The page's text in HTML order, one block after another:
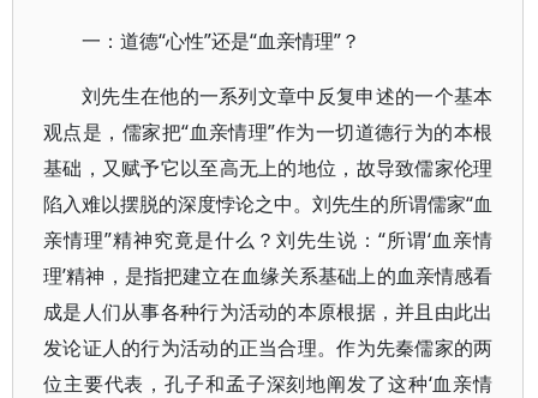
一：道德“心性”还是“血亲情理”？
刘先生在他的一系列文章中反复申述的一个基本
观点是，儒家把“血亲情理”作为一切道德行为的本根
基础，又赋予它以至高无上的地位，故导致儒家伦理
陷入难以摆脱的深度悖论之中。刘先生的所谓儒家“血
亲情理”精神究竟是什么？刘先生说：“所谓‘血亲情
理’精神，是指把建立在血缘关系基础上的血亲情感看
成是人们从事各种行为活动的本原根据，并且由此出
发论证人的行为活动的正当合理。作为先秦儒家的两
位主要代表，孔子和孟子深刻地阐发了这种‘血亲情